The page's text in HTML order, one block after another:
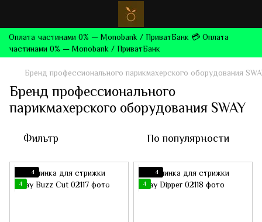
Оплата частинами 0% — Monobank / ПриватБанк 💳 Оплата
частинами 0% — Monobank / ПриватБанк
Бренд профессионального парикмахерского оборудования
Бренд профессионального
парикмахерского оборудования SWAY
Фильтр По популярности
4
4
4
4